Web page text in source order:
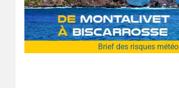
Brief des risques météo